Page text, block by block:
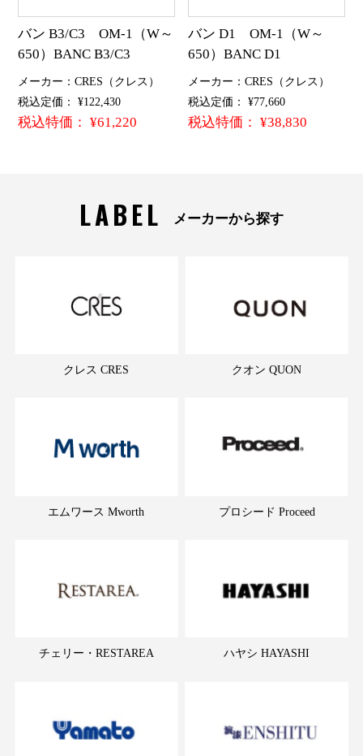
バン B3/C3 OM-1（W～
650）BANC B3/C3
メーカー：CRES（クレス）
税込定価： ¥122,430
税込特価： ¥61,220
バン D1 OM-1（W～
650）BANC D1
メーカー：CRES（クレス）
税込定価： ¥77,660
税込特価： ¥38,830
LABEL メーカーから探す
クレス CRES クオン QUON
エムワース Mworth プロシード Proceed
チェリー・RESTAREA ハヤシ HAYASHI